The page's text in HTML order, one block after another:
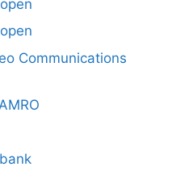
Communications